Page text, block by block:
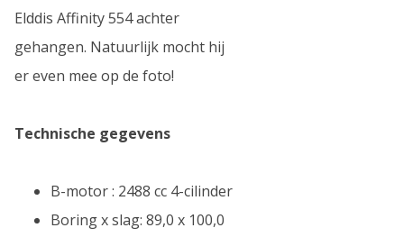
Elddis Affinity 554 achter
gehangen. Natuurlijk mocht hij
er even mee op de foto!
Technische gegevens
B-motor : 2488 cc 4-cilinder
Boring x slag: 89,0 x 100,0